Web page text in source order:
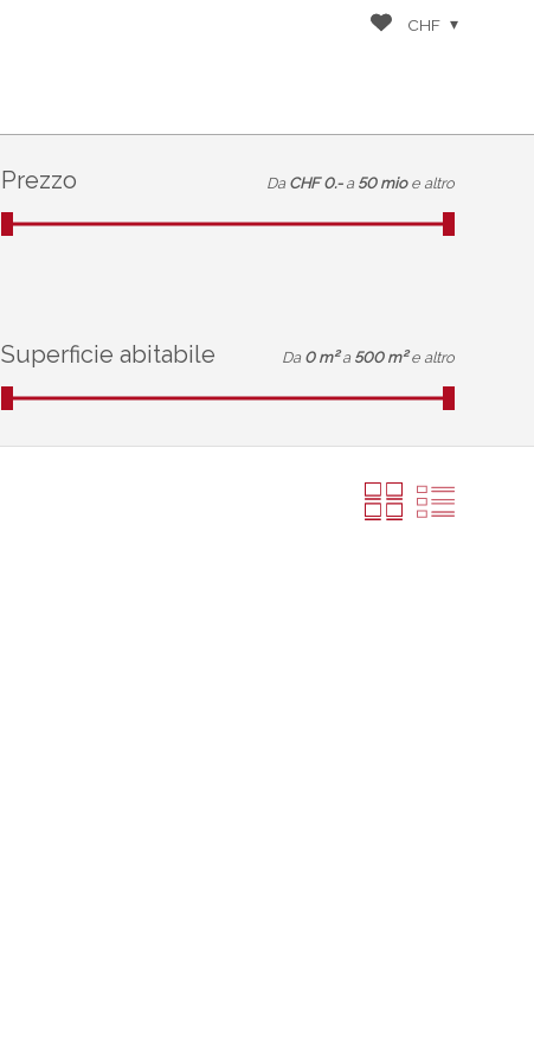
CHF
Prezzo Da CHF 0.- a 50 mio e altro
Superficie abitabile Da 0 m² a 500 m² e altro